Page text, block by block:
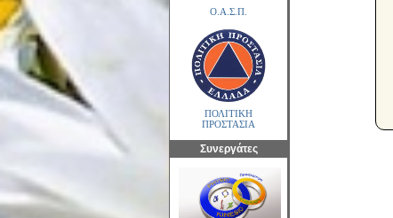
Ο.Α.Σ.Π.
ΠΟΛΙΤΙΚΗ
ΠΡΟΣΤΑΣΙΑ
Συνεργάτες